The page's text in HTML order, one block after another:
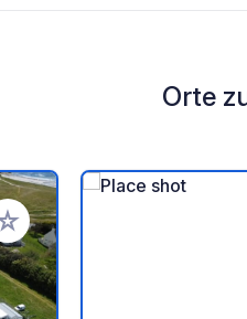
Orte
Ihren Favoriten hinzufügen